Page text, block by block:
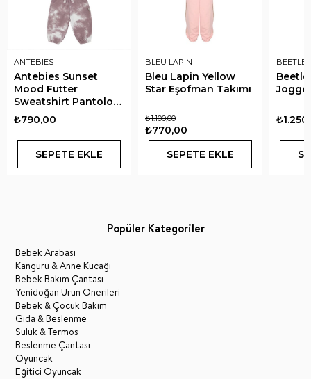
ANTEBIES
Antebies Sunset
Mood Futter
Sweatshirt Pantolon
Takım
₺790,00
SEPETE EKLE
BLEU LAPIN
Bleu Lapin Yellow
Star Eşofman Takımı
₺770,00
₺1.100,00
SEPETE EKLE
BEETLE
Beetle
Popüler Kategoriler
Bebek Arabası
Kanguru & Anne Kucağı
Bebek Bakım Çantası
Yenidoğan Ürün Önerileri
Bebek & Çocuk Bakım
Gıda & Beslenme
Suluk & Termos
Beslenme Çantası
Oyuncak
Eğitici Oyuncak